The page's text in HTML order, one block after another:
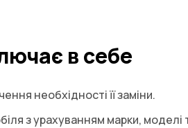
в себе
необхідності її заміни.
з урахуванням марки,